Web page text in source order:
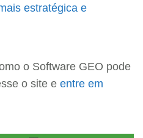
estratégica e
o Software GEO pode
o site e entre em